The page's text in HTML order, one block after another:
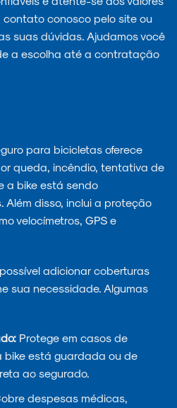
conosco pelo site ou
suas dúvidas. Ajudamos você
a escolha até a contratação
para bicicletas oferece
queda, incêndio, tentativa de
a bike está sendo
Além disso, inclui a proteção
velocímetros, GPS e
adicionar coberturas
sua necessidade. Algumas
Protege em casos de
bike está guardada ou de
ao segurado.
despesas médicas,